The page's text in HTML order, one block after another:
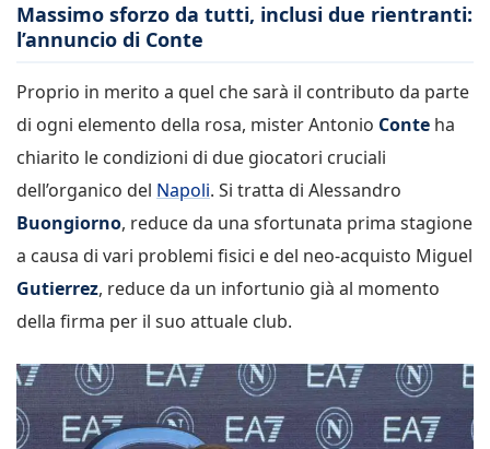
Massimo sforzo da tutti, inclusi due rientranti:
l’annuncio di Conte
Proprio in merito a quel che sarà il contributo da parte
di ogni elemento della rosa, mister Antonio Conte ha
chiarito le condizioni di due giocatori cruciali
dell’organico del Napoli. Si tratta di Alessandro
Buongiorno, reduce da una sfortunata prima stagione
a causa di vari problemi fisici e del neo-acquisto Miguel
Gutierrez, reduce da un infortunio già al momento
della firma per il suo attuale club.